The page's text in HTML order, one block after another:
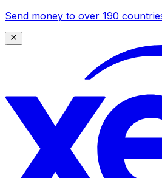
Send money to over 190